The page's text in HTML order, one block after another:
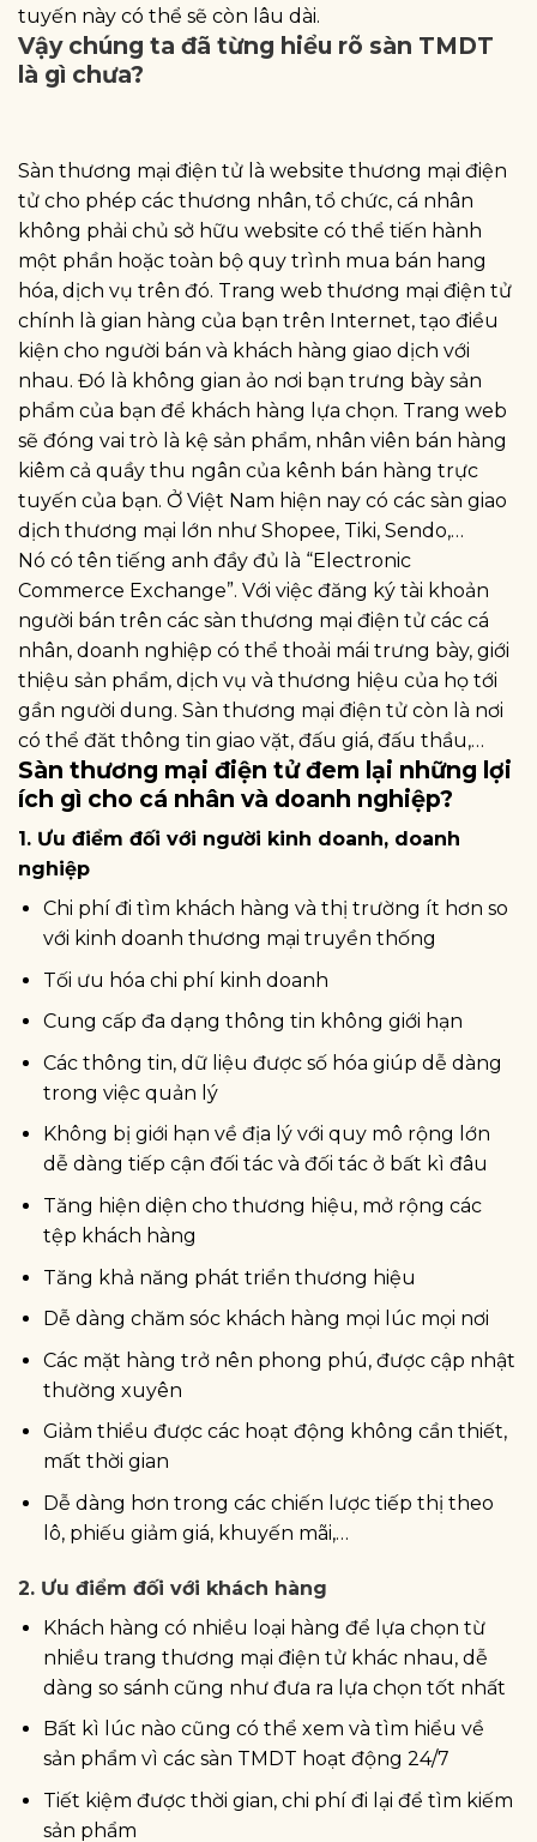
tuyến này có thể sẽ còn lâu dài.
Vậy chúng ta đã từng hiểu rõ sàn TMDT
là gì chưa?
Sàn thương mại điện tử là website thương mại điện
tử cho phép các thương nhân, tổ chức, cá nhân
không phải chủ sở hữu website có thể tiến hành
một phần hoặc toàn bộ quy trình mua bán hang
hóa, dịch vụ trên đó. Trang web thương mại điện tử
chính là gian hàng của bạn trên Internet, tạo điều
kiện cho người bán và khách hàng giao dịch với
nhau. Đó là không gian ảo nơi bạn trưng bày sản
phẩm của bạn để khách hàng lựa chọn. Trang web
sẽ đóng vai trò là kệ sản phẩm, nhân viên bán hàng
kiêm cả quầy thu ngân của kênh bán hàng trực
tuyến của bạn. Ở Việt Nam hiện nay có các sàn giao
dịch thương mại lớn như Shopee, Tiki, Sendo,…
Nó có tên tiếng anh đầy đủ là “Electronic
Commerce Exchange”. Với việc đăng ký tài khoản
người bán trên các sàn thương mại điện tử các cá
nhân, doanh nghiệp có thể thoải mái trưng bày, giới
thiệu sản phẩm, dịch vụ và thương hiệu của họ tới
gần người dung. Sàn thương mại điện tử còn là nơi
có thể đăt thông tin giao vặt, đấu giá, đấu thầu,…
Sàn thương mại điện tử đem lại những lợi
ích gì cho cá nhân và doanh nghiệp?
1. Ưu điểm đối với người kinh doanh, doanh
nghiệp
Chi phí đi tìm khách hàng và thị trường ít hơn so
với kinh doanh thương mại truyền thống
Tối ưu hóa chi phí kinh doanh
Cung cấp đa dạng thông tin không giới hạn
Các thông tin, dữ liệu được số hóa giúp dễ dàng
trong việc quản lý
Không bị giới hạn về địa lý với quy mô rộng lớn
dễ dàng tiếp cận đối tác và đối tác ở bất kì đâu
Tăng hiện diện cho thương hiệu, mở rộng các
tệp khách hàng
Tăng khả năng phát triển thương hiệu
Dễ dàng chăm sóc khách hàng mọi lúc mọi nơi
Các mặt hàng trở nên phong phú, được cập nhật
thường xuyên
Giảm thiểu được các hoạt động không cần thiết,
mất thời gian
Dễ dàng hơn trong các chiến lược tiếp thị theo
lô, phiếu giảm giá, khuyến mãi,…
2. Ưu điểm đối với khách hàng
Khách hàng có nhiều loại hàng để lựa chọn từ
nhiều trang thương mại điện tử khác nhau, dễ
dàng so sánh cũng như đưa ra lựa chọn tốt nhất
Bất kì lúc nào cũng có thể xem và tìm hiểu về
sản phẩm vì các sàn TMDT hoạt động 24/7
Tiết kiệm được thời gian, chi phí đi lại để tìm kiếm
sản phẩm